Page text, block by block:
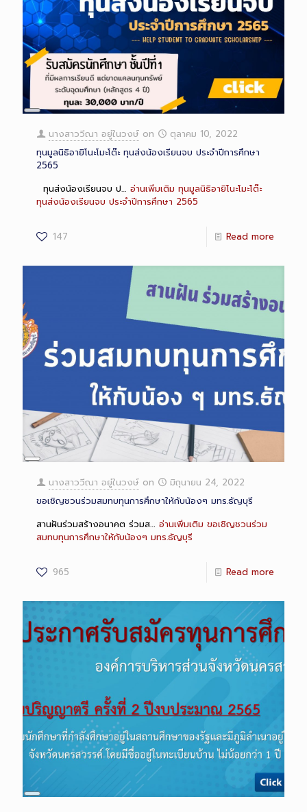
Long
Description
นางสาววีณา อยู่ในวงษ์ on
ตุลาคม 10, 2022
ทุนมูลนิธิอายิโนะโมะโต๊ะ ทุนส่งน้องเรียนจบ ประจำปีการศึกษา
2565
ทุนส่งน้องเรียนจบ ป… อ่านเพิ่มเติม ทุนมูลนิธิอายิโนะโมะโต๊ะ
ทุนส่งน้องเรียนจบ ประจำปีการศึกษา 2565
147 Read more
Long
Description
นางสาววีณา อยู่ในวงษ์ on
มิถุนายน 24, 2022
ขอเชิญชวนร่วมสมทบทุนการศึกษาให้กับน้องๆ มทร.ธัญบุรี
สานฝันร่วมสร้างอนาคต ร่วมส… อ่านเพิ่มเติม ขอเชิญชวนร่วม
สมทบทุนการศึกษาให้กับน้องๆ มทร.ธัญบุรี
965 Read more
Long